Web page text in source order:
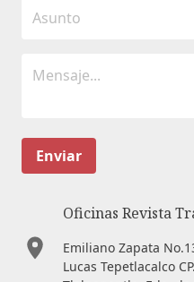
Enviar
Oficinas Revista
Emiliano Zapata
Lucas Tepetlacalco